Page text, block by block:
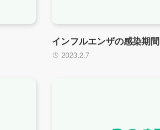
インフルエンザの感染期間
2023.2.7